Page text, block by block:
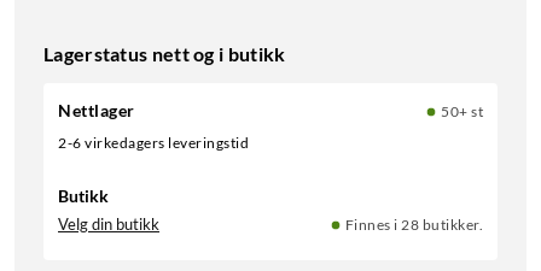
Lagerstatus nett og i butikk
Nettlager
50+ st
2-6 virkedagers leveringstid
Butikk
Velg din butikk Finnes i 28 butikker.